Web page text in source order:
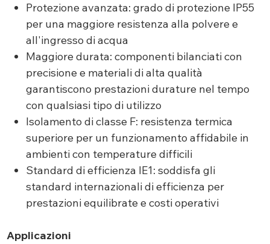
Protezione avanzata: grado di protezione IP55
per una maggiore resistenza alla polvere e
all'ingresso di acqua
Maggiore durata: componenti bilanciati con
precisione e materiali di alta qualità
garantiscono prestazioni durature nel tempo
con qualsiasi tipo di utilizzo
Isolamento di classe F: resistenza termica
superiore per un funzionamento affidabile in
ambienti con temperature difficili
Standard di efficienza IE1: soddisfa gli
standard internazionali di efficienza per
prestazioni equilibrate e costi operativi
Applicazioni